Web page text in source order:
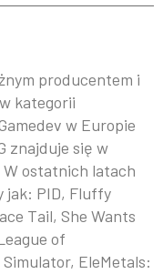
producentem i
kategorii
w Europie
znajduje się w
ostatnich latach
jak: PID, Fluffy
Tail, She Wants
of
EleMetals: